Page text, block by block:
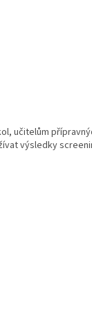
učitelům
výsledky